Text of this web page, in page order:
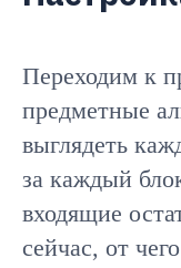
Переходим к
предметные
выглядеть
за каждый
входящие
сейчас, от